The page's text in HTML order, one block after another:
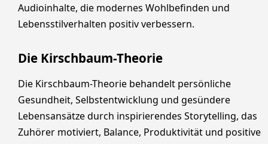
Audioinhalte, die modernes Wohlbefinden und
Lebensstilverhalten positiv verbessern.
Die Kirschbaum-Theorie
Die Kirschbaum-Theorie behandelt persönliche
Gesundheit, Selbstentwicklung und gesündere
Lebensansätze durch inspirierendes Storytelling, das
Zuhörer motiviert, Balance, Produktivität und positive